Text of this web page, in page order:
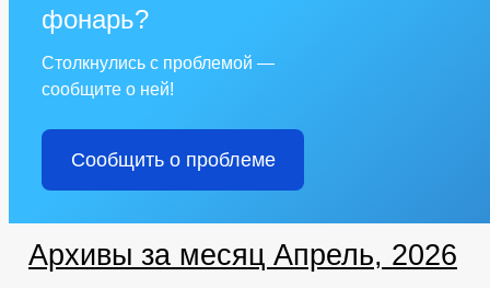
фонарь?
Столкнулись с проблемой —
сообщите о ней!
Сообщить о проблеме
Архивы за месяц Апрель, 2026